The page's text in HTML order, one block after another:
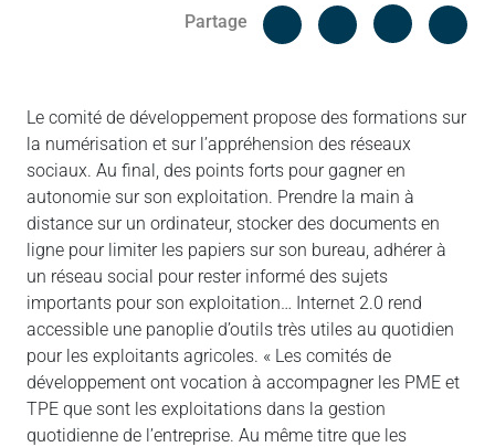
Partage
Facebook
Le comité de développement propose des formations sur
la numérisation et sur l’appréhension des réseaux
sociaux. Au final, des points forts pour gagner en
autonomie sur son exploitation. Prendre la main à
distance sur un ordinateur, stocker des documents en
ligne pour limiter les papiers sur son bureau, adhérer à
un réseau social pour rester informé des sujets
importants pour son exploitation… Internet 2.0 rend
accessible une panoplie d’outils très utiles au quotidien
pour les exploitants agricoles. « Les comités de
développement ont vocation à accompagner les PME et
TPE que sont les exploitations dans la gestion
quotidienne de l’entreprise. Au même titre que les